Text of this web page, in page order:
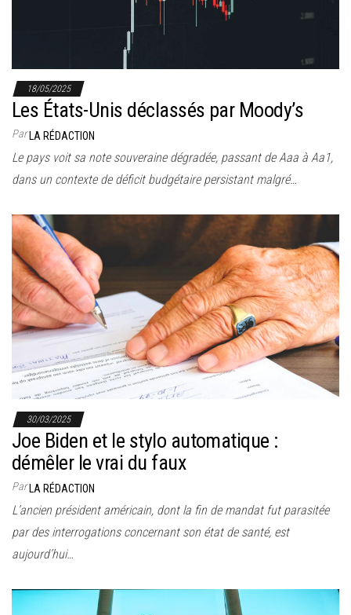
18/05/2025
Les États-Unis déclassés par Moody’s
ParLA RÉDACTION
Le pays voit sa note souveraine dégradée, passant de Aaa à Aa1,
dans un contexte de déficit budgétaire persistant malgré…
30/03/2025
Joe Biden et le stylo automatique :
démêler le vrai du faux
ParLA RÉDACTION
L’ancien président américain, dont la fin de mandat fut parasitée
par des interrogations concernant son état de santé, est
aujourd’hui…